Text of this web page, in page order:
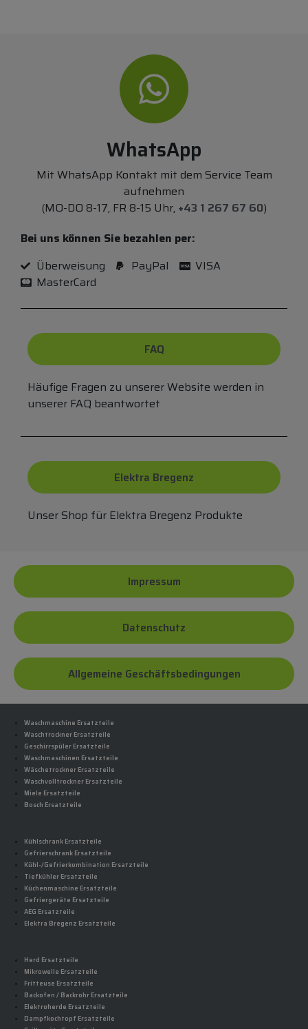
WhatsApp
Mit WhatsApp Kontakt mit dem Service Team
aufnehmen
(MO-DO 8-17, FR 8-15 Uhr, +43 1 267 67 60)
Bei uns können Sie bezahlen per:
Überweisung
PayPal
VISA
MasterCard
FAQ
Häufige Fragen zu unserer Website werden in
unserer FAQ beantwortet
Elektra Bregenz
Unser Shop für Elektra Bregenz Produkte
Impressum
Datenschutz
Allgemeine Geschäftsbedingungen
Waschmaschine Ersatzteile
Waschtrockner Ersatzteile
Geschirrspüler Ersatzteile
Waschmaschinen Ersatzteile
Wäschetrockner Ersatzteile
Waschvolltrockner Ersatzteile
Miele Ersatzteile
Bosch Ersatzteile
Kühlschrank Ersatzteile
Gefrierschrank Ersatzteile
Kühl-/Gefrierkombination Ersatzteile
Tiefkühler Ersatzteile
Küchenmaschine Ersatzteile
Gefriergeräte Ersatzteile
AEG Ersatzteile
Elektra Bregenz Ersatzteile
Herd Ersatzteile
Mikrowelle Ersatzteile
Fritteuse Ersatzteile
Backofen / Backrohr Ersatzteile
Elektroherde Ersatzteile
Dampfkochtopf Ersatzteile